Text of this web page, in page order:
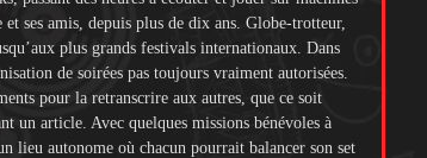
ses amis, depuis plus de dix ans. Globe-trotteur,
plus grands festivals internationaux. Dans
de soirées pas toujours vraiment autorisées.
pour la retranscrire aux autres, que ce soit
un article. Avec quelques missions bénévoles à
lieu autonome où chacun pourrait balancer son set